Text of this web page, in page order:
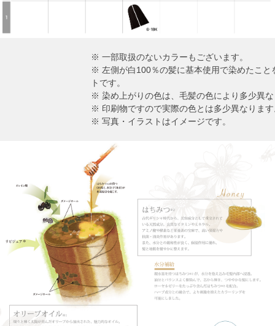
※ 一部取扱のないカラーもございます。
※ 左側が白100％の髪に基本使用で染めたこと
トです。
※ 染め上がりの色は、毛髪の色により多少異
※ 印刷物ですので実際の色とは多少異なりま
※ 写真・イラストはイメージです。